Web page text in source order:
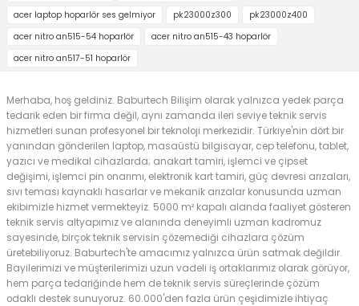
acer laptop hoparlör ses gelmiyor
pk23000z300
pk23000z400
acer nitro an515-54 hoparlör
acer nitro an515-43 hoparlör
acer nitro an517-51 hoparlör
Merhaba, hoş geldiniz. Baburtech Bilişim olarak yalnızca yedek parça
tedarik eden bir firma değil, aynı zamanda ileri seviye teknik servis
hizmetleri sunan profesyonel bir teknoloji merkezidir. Türkiye'nin dört bir
yanından gönderilen laptop, masaüstü bilgisayar, cep telefonu, tablet,
yazıcı ve medikal cihazlarda; anakart tamiri, işlemci ve çipset
değişimi, işlemci pin onarımı, elektronik kart tamiri, güç devresi arızaları,
sıvı teması kaynaklı hasarlar ve mekanik arızalar konusunda uzman
ekibimizle hizmet vermekteyiz. 5000 m² kapalı alanda faaliyet gösteren
teknik servis altyapımız ve alanında deneyimli uzman kadromuz
sayesinde, birçok teknik servisin çözemediği cihazlara çözüm
üretebiliyoruz. Baburtech'te amacımız yalnızca ürün satmak değildir.
Bayilerimizi ve müşterilerimizi uzun vadeli iş ortaklarımız olarak görüyor,
hem parça tedariğinde hem de teknik servis süreçlerinde çözüm
odaklı destek sunuyoruz. 60.000'den fazla ürün çeşidimizle ihtiyaç